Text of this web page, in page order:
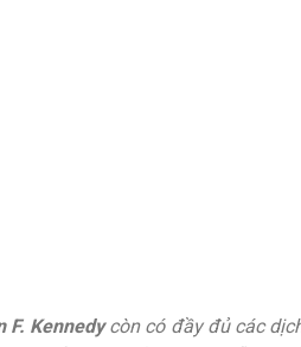
F. Kennedycòn có đầy đủ các